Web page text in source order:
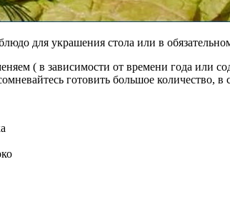
для украшения стола или в
( в зависимости от времени года или
готовить большое количество, в